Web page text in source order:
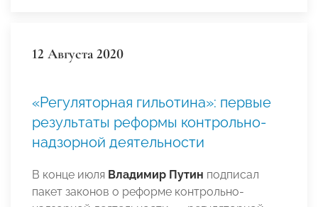
12 Августа 2020
«Регуляторная гильотина»: первые
результаты реформы контрольно-
надзорной деятельности
В конце июля Владимир Путин подписал
пакет законов о реформе контрольно-